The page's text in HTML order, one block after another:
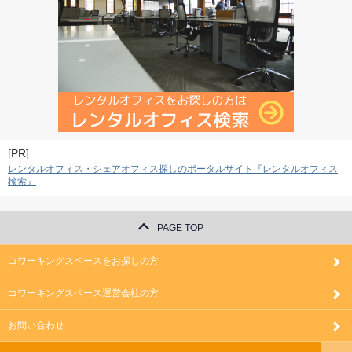
[PR]
レンタルオフィス・シェアオフィス探しのポータルサイト『レンタルオフィス
検索』
PAGE TOP
コワーキングスペースをお探しの方
コワーキングスペース運営会社の方
お問い合わせ